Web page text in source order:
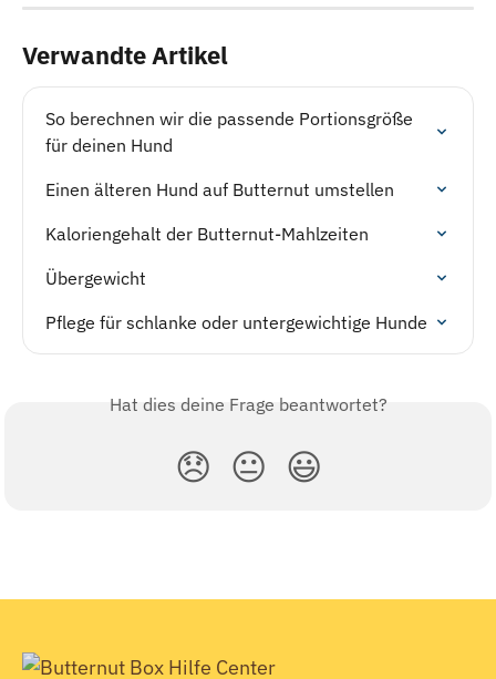
Verwandte Artikel
So berechnen wir die passende Portionsgröße
für deinen Hund
Einen älteren Hund auf Butternut umstellen
Kaloriengehalt der Butternut-Mahlzeiten
Übergewicht
Pflege für schlanke oder untergewichtige Hunde
Hat dies deine Frage beantwortet?
😞 😐 😃